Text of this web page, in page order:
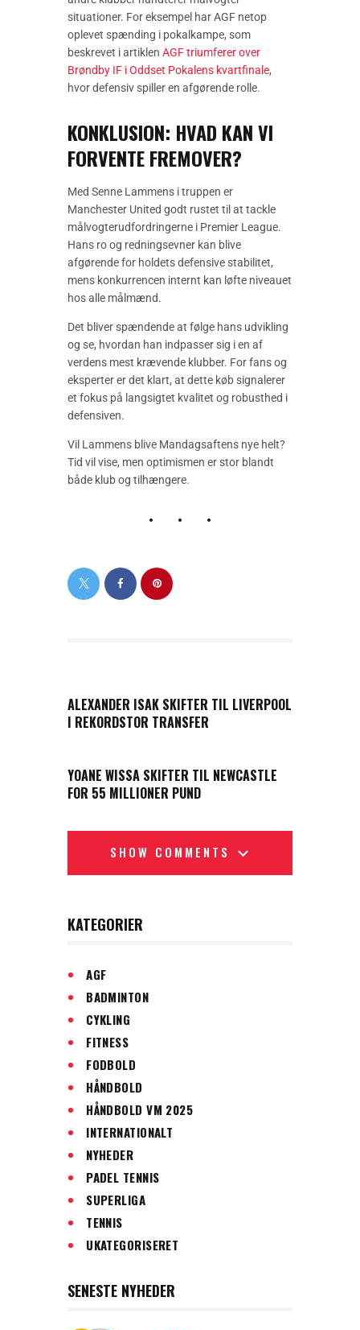
situationer. For eksempel har AGF netop
oplevet spænding i pokalkampe, som
beskrevet i artiklen AGF triumferer over
Brøndby IF i Oddset Pokalens kvartfinale,
hvor defensiv spiller en afgørende rolle.
KONKLUSION: HVAD KAN VI
FORVENTE FREMOVER?
Med Senne Lammens i truppen er
Manchester United godt rustet til at tackle
målvogterudfordringerne i Premier League.
Hans ro og redningsevner kan blive
afgørende for holdets defensive stabilitet,
mens konkurrencen internt kan løfte niveauet
hos alle målmænd.
Det bliver spændende at følge hans udvikling
og se, hvordan han indpasser sig i en af
verdens mest krævende klubber. For fans og
eksperter er det klart, at dette køb signalerer
et fokus på langsigtet kvalitet og robusthed i
defensiven.
Vil Lammens blive Mandagsaftens nye helt?
Tid vil vise, men optimismen er stor blandt
både klub og tilhængere.
ALEXANDER ISAK SKIFTER TIL LIVERPOOL
I REKORDSTOR TRANSFER
YOANE WISSA SKIFTER TIL NEWCASTLE
FOR 55 MILLIONER PUND
SHOW COMMENTS
KATEGORIER
AGF
BADMINTON
CYKLING
FITNESS
FODBOLD
HÅNDBOLD
HÅNDBOLD VM 2025
INTERNATIONALT
NYHEDER
PADEL TENNIS
SUPERLIGA
TENNIS
UKATEGORISERET
SENESTE NYHEDER